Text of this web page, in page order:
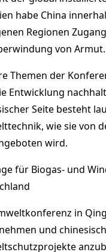
habe China
Regionen
von Armut.
Themen der
Entwicklung
Seite besteht
wie sie von
wird.
für Biogas- und
in
und